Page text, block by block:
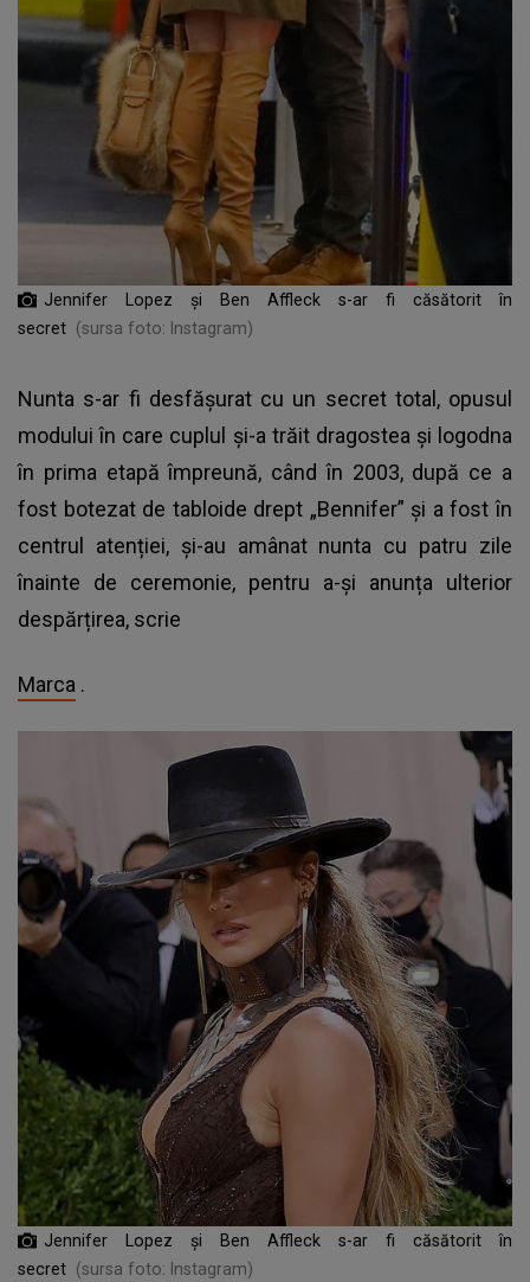
Jennifer Lopez și Ben Affleck s-ar fi căsătorit în
secret (sursa foto: Instagram)
Nunta s-ar fi desfășurat cu un secret total, opusul
modului în care cuplul și-a trăit dragostea și logodna
în prima etapă împreună, când în 2003, după ce a
fost botezat de tabloide drept „Bennifer” și a fost în
centrul atenției, și-au amânat nunta cu patru zile
înainte de ceremonie, pentru a-și anunța ulterior
despărțirea, scrie
Marca .
Jennifer Lopez și Ben Affleck s-ar fi căsătorit în
secret (sursa foto: Instagram)